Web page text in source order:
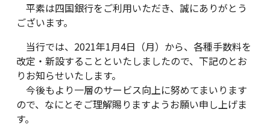
金利・手数料・為替
口座開設
平素は四国銀行をご利用いただき、誠にありがとう
ございます。
当行では、2021年1月4日（月）から、各種手数料を
改定・新設することといたしましたので、下記のとお
りお知らせいたします。
今後もより一層のサービス向上に努めてまいります
ので、なにとぞご理解賜りますようお願い申し上げま
す。